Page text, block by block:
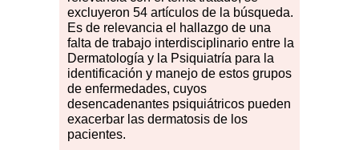
excluyeron 54 artículos de la búsqueda.
Es de relevancia el hallazgo de una
falta de trabajo interdisciplinario entre la
Dermatología y la Psiquiatría para la
identificación y manejo de estos grupos
de enfermedades, cuyos
desencadenantes psiquiátricos pueden
exacerbar las dermatosis de los
pacientes.